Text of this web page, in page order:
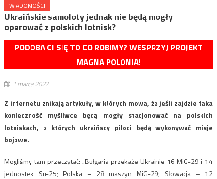
WIADOMOŚCI
Ukraińskie samoloty jednak nie będą mogły
operować z polskich lotnisk?
PODOBA CI SIĘ TO CO ROBIMY? WESPRZYJ PROJEKT
MAGNA POLONIA!
1 marca 2022
Z internetu znikają artykuły, w których mowa, że jeśli zajdzie taka
konieczność myśliwce będą mogły stacjonować na polskich
lotniskach, z których ukraińscy piloci będą wykonywać misje
bojowe.
Mogliśmy tam przeczytać: „Bułgaria przekaże Ukrainie 16 MiG-29 i 14
jednostek Su-25; Polska – 28 maszyn MiG-29; Słowacja – 12